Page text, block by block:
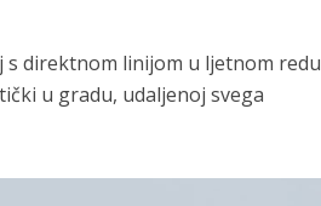
s direktnom linijom u ljetnom redu
u gradu, udaljenoj svega